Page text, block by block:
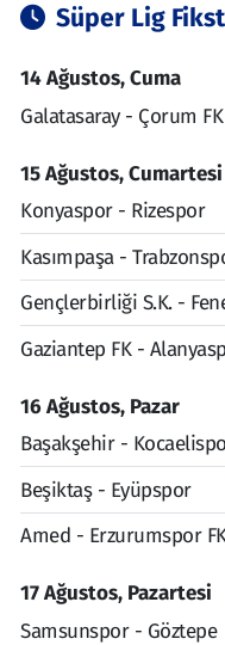
Süper Lig
14 Ağustos, Cuma
Galatasaray - Çorum FK
15 Ağustos, Cumartesi
Konyaspor - Rizespor
Kasımpaşa -
Gençlerbirliği S.K. -
Gaziantep FK -
16 Ağustos, Pazar
Başakşehir -
Beşiktaş - Eyüpspor
Amed - Erzurumspor
17 Ağustos, Pazartesi
Samsunspor - Göztepe